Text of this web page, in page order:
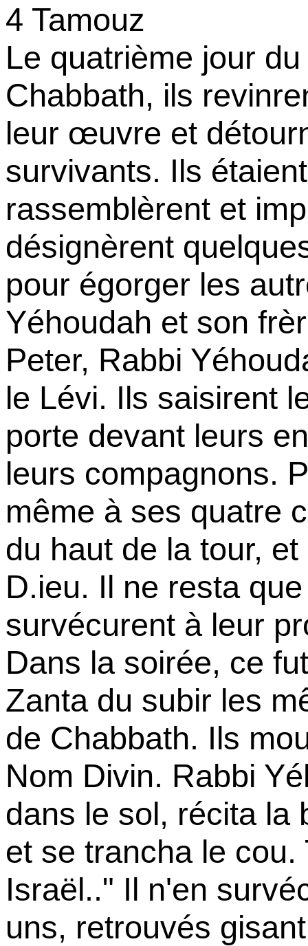
4 Tamouz
Le quatrième jour
Chabbath, ils
leur œuvre et
survivants. Ils
rassemblèrent et
désignèrent
pour égorger les
Yéhoudah et son
Peter, Rabbi
le Lévi. Ils saisirent
porte devant leurs
leurs compagnons.
même à ses quatre
du haut de la tour,
D.ieu. Il ne resta
survécurent à leur
Dans la soirée, ce
Zanta du subir les
de Chabbath. Ils
Nom Divin. Rabbi
dans le sol, récita la
et se trancha le
Israël.." Il n'en
uns, retrouvés